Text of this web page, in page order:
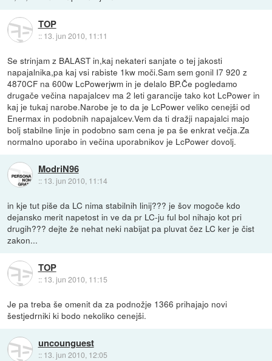
TOP
:: 13. jun 2010, 11:11
Se strinjam z BALAST in,kaj nekateri sanjate o tej jakosti
napajalnika,pa kaj vsi rabiste 1kw moči.Sam sem gonil I7 920 z
4870CF na 600w LcPowerjwm in je delalo BP.Če pogledamo
drugače večina napajalcev ma 2 leti garancije tako kot LcPower in
kaj je tukaj narobe.Narobe je to da je LcPower veliko cenejši od
Enermax in podobnih napajalcev.Vem da ti dražji napajalci majo
bolj stabilne linje in podobno sam cena je pa še enkrat večja.Za
normalno uporabo in večina uporabnikov je LcPower dovolj.
ModriN96
:: 13. jun 2010, 11:14
in kje tut piše da LC nima stabilnih linij??? je šov mogoče kdo
dejansko merit napetost in ve da pr LC-ju ful bol nihajo kot pri
drugih??? dejte že nehat neki nabijat pa pluvat čez LC ker je čist
zakon...
TOP
:: 13. jun 2010, 11:15
Je pa treba še omenit da za podnožje 1366 prihajajo novi
šestjedrniki ki bodo nekoliko cenejši.
uncounguest
:: 13. jun 2010, 12:05